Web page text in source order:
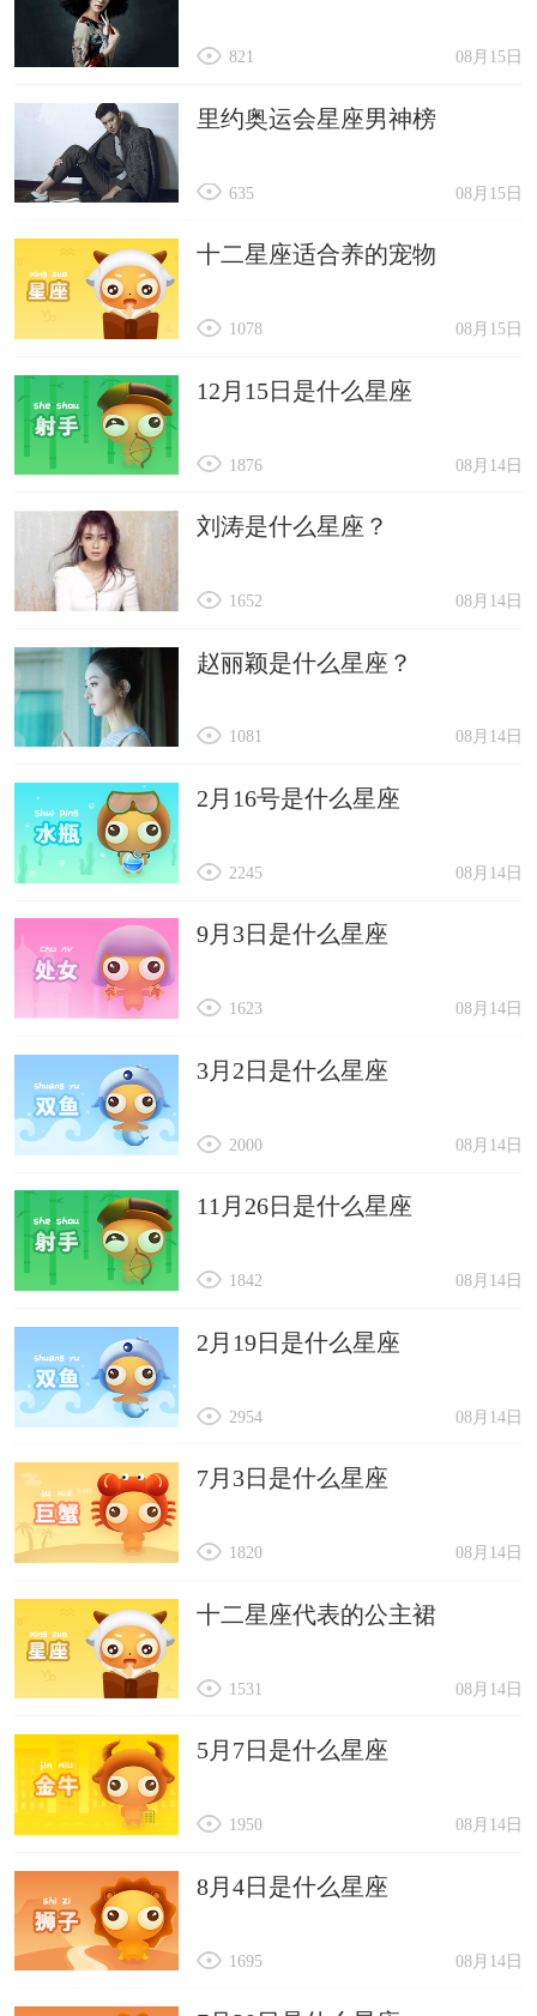
08月15日
821
里约奥运会星座男神榜
08月15日
635
十二星座适合养的宠物
08月15日
1078
12月15日是什么星座
08月14日
1876
刘涛是什么星座？
08月14日
1652
赵丽颖是什么星座？
08月14日
1081
2月16号是什么星座
08月14日
2245
9月3日是什么星座
08月14日
1623
3月2日是什么星座
08月14日
2000
11月26日是什么星座
08月14日
1842
2月19日是什么星座
08月14日
2954
7月3日是什么星座
08月14日
1820
十二星座代表的公主裙
08月14日
1531
5月7日是什么星座
08月14日
1950
8月4日是什么星座
08月14日
1695